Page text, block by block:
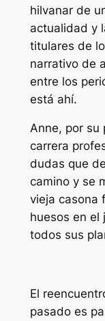
hilvanar de
actualidad y
titulares de
narrativo de
entre los
está ahí.
Anne, por su
carrera
dudas que
camino y se
vieja casona
huesos en el
todos sus
El
pasado es